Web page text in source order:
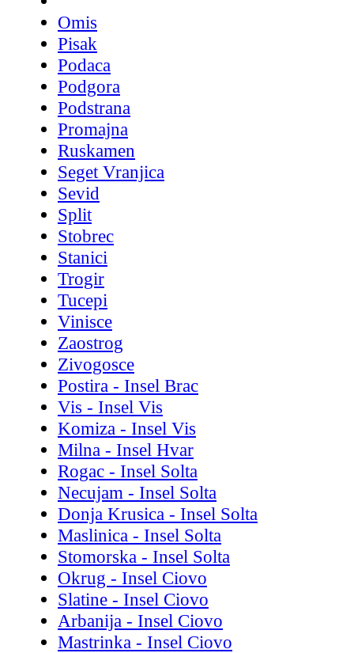
Omis
Pisak
Podaca
Podgora
Podstrana
Promajna
Ruskamen
Seget Vranjica
Sevid
Split
Stobrec
Stanici
Trogir
Tucepi
Vinisce
Zaostrog
Zivogosce
Postira - Insel Brac
Vis - Insel Vis
Komiza - Insel Vis
Milna - Insel Hvar
Rogac - Insel Solta
Necujam - Insel Solta
Donja Krusica - Insel Solta
Maslinica - Insel Solta
Stomorska - Insel Solta
Okrug - Insel Ciovo
Slatine - Insel Ciovo
Arbanija - Insel Ciovo
Mastrinka - Insel Ciovo